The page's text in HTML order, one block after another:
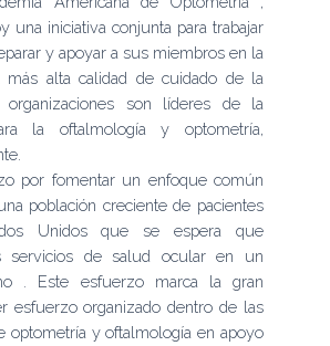
una iniciativa conjunta para trabajar
y apoyar a sus miembros en la
más alta calidad de cuidado de la
organizaciones son líderes de la
la oftalmología y optometría,
por fomentar un enfoque común
población creciente de pacientes
Unidos que se espera que
servicios de salud ocular en un
. Este esfuerzo marca la gran
esfuerzo organizado dentro de las
optometría y oftalmología en apoyo